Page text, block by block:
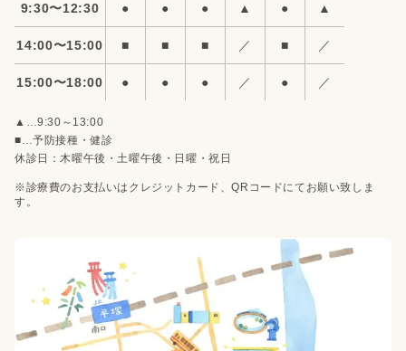
9:30〜12:30 ● ● ● ▲ ● ▲
14:00〜15:00 ■ ■ ■ ／ ■ ／
15:00〜18:00 ● ● ● ／ ● ／
▲…9:30～13:00
■…予防接種・健診
休診日：木曜午後・土曜午後・日曜・祝日
※診療費のお支払いはクレジットカード、QRコードにてお願い致しま
す。